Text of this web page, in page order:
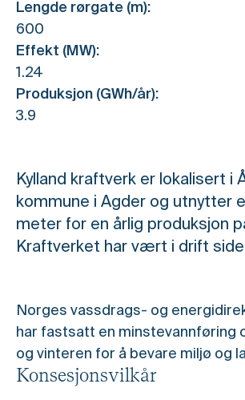
Lengde rørgate (m):
600
Effekt (MW):
1.24
Produksjon (GWh/år):
3.9
Kylland kraftverk er lokalisert i
kommune i Agder og utnytter
meter for en årlig produksjon
Kraftverket har vært i drift
Norges vassdrags- og
har fastsatt en minstevannføring
og vinteren for å bevare miljø og
Konsesjonsvilkår